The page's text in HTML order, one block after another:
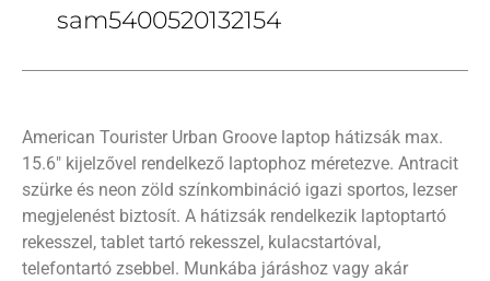
sam5400520132154
American Tourister Urban Groove laptop hátizsák max.
15.6″ kijelzővel rendelkező laptophoz méretezve. Antracit
szürke és neon zöld színkombináció igazi sportos, lezser
megjelenést biztosít. A hátizsák rendelkezik laptoptartó
rekesszel, tablet tartó rekesszel, kulacstartóval,
telefontartó zsebbel. Munkába járáshoz vagy akár